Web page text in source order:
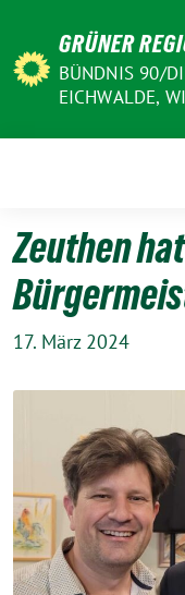
Inhalt
GRÜNER
BÜNDNIS 90/
EICHWALDE,
Zeuthen
17. März 2024